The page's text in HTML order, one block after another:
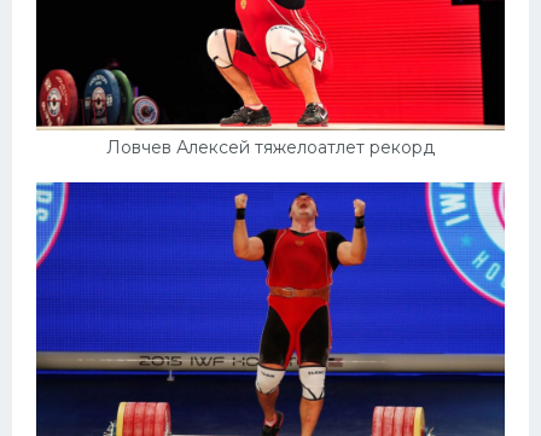
Ловчев Алексей тяжелоатлет рекорд